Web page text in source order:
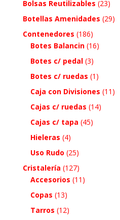
Bolsas Reutilizables (23)
Botellas Amenidades (29)
Contenedores (186)
Botes Balancin (16)
Botes c/ pedal (3)
Botes c/ ruedas (1)
Caja con Divisiones (11)
Cajas c/ ruedas (14)
Cajas c/ tapa (45)
Hieleras (4)
Uso Rudo (25)
Cristalería (127)
Accesorios (11)
Copas (13)
Tarros (12)